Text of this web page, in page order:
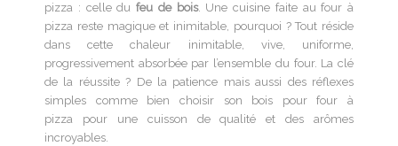
pizza : celle du feu de bois. Une cuisine faite au four à
pizza reste magique et inimitable, pourquoi ? Tout réside
dans cette chaleur inimitable, vive, uniforme,
progressivement absorbée par l’ensemble du four. La clé
de la réussite ? De la patience mais aussi des réflexes
simples comme bien choisir son bois pour four à
pizza pour une cuisson de qualité et des arômes
incroyables.